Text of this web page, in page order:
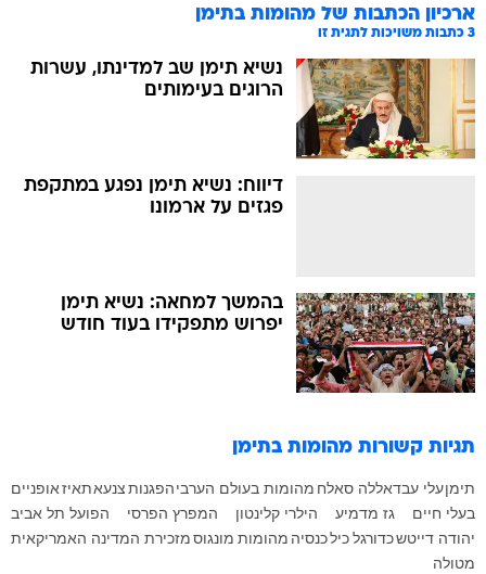
ארכיון הכתבות של מהומות בתימן
3 כתבות משויכות לתגית זו
נשיא תימן שב למדינתו, עשרות
הרוגים בעימותים
דיווח: נשיא תימן נפגע במתקפת
פגזים על ארמונו
בהמשך למחאה: נשיא תימן
יפרוש מתפקידו בעוד חודש
תגיות קשורות מהומות בתימן
תימןעלי עבדאללה סאלח מהומות בעולם הערביהפגנותצנעאתאיזאופניים
בעלי חיים
גז מדמיע הילרי קלינטון המפרץ הפרסי
הפועל תל אביב
יהודה דייטשכדורגלכילכנסיה מהומות מונגוס מזכירת המדינה האמריקאית
מטולה